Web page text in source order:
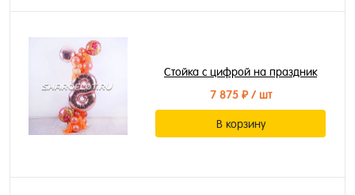
Стойка с цифрой на праздник
7 875 ₽/ шт
В корзину